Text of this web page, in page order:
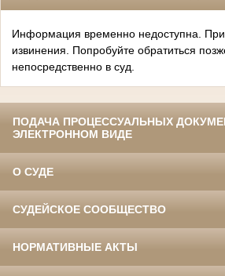
Информация временно недоступна.
извинения. Попробуйте обратиться
непосредственно в суд.
ПОДАЧА ПРОЦЕССУАЛЬНЫХ
ЭЛЕКТРОННОМ ВИДЕ
О СУДЕ
СУДЕЙСКОЕ СООБЩЕСТВО
НОРМАТИВНЫЕ АКТЫ